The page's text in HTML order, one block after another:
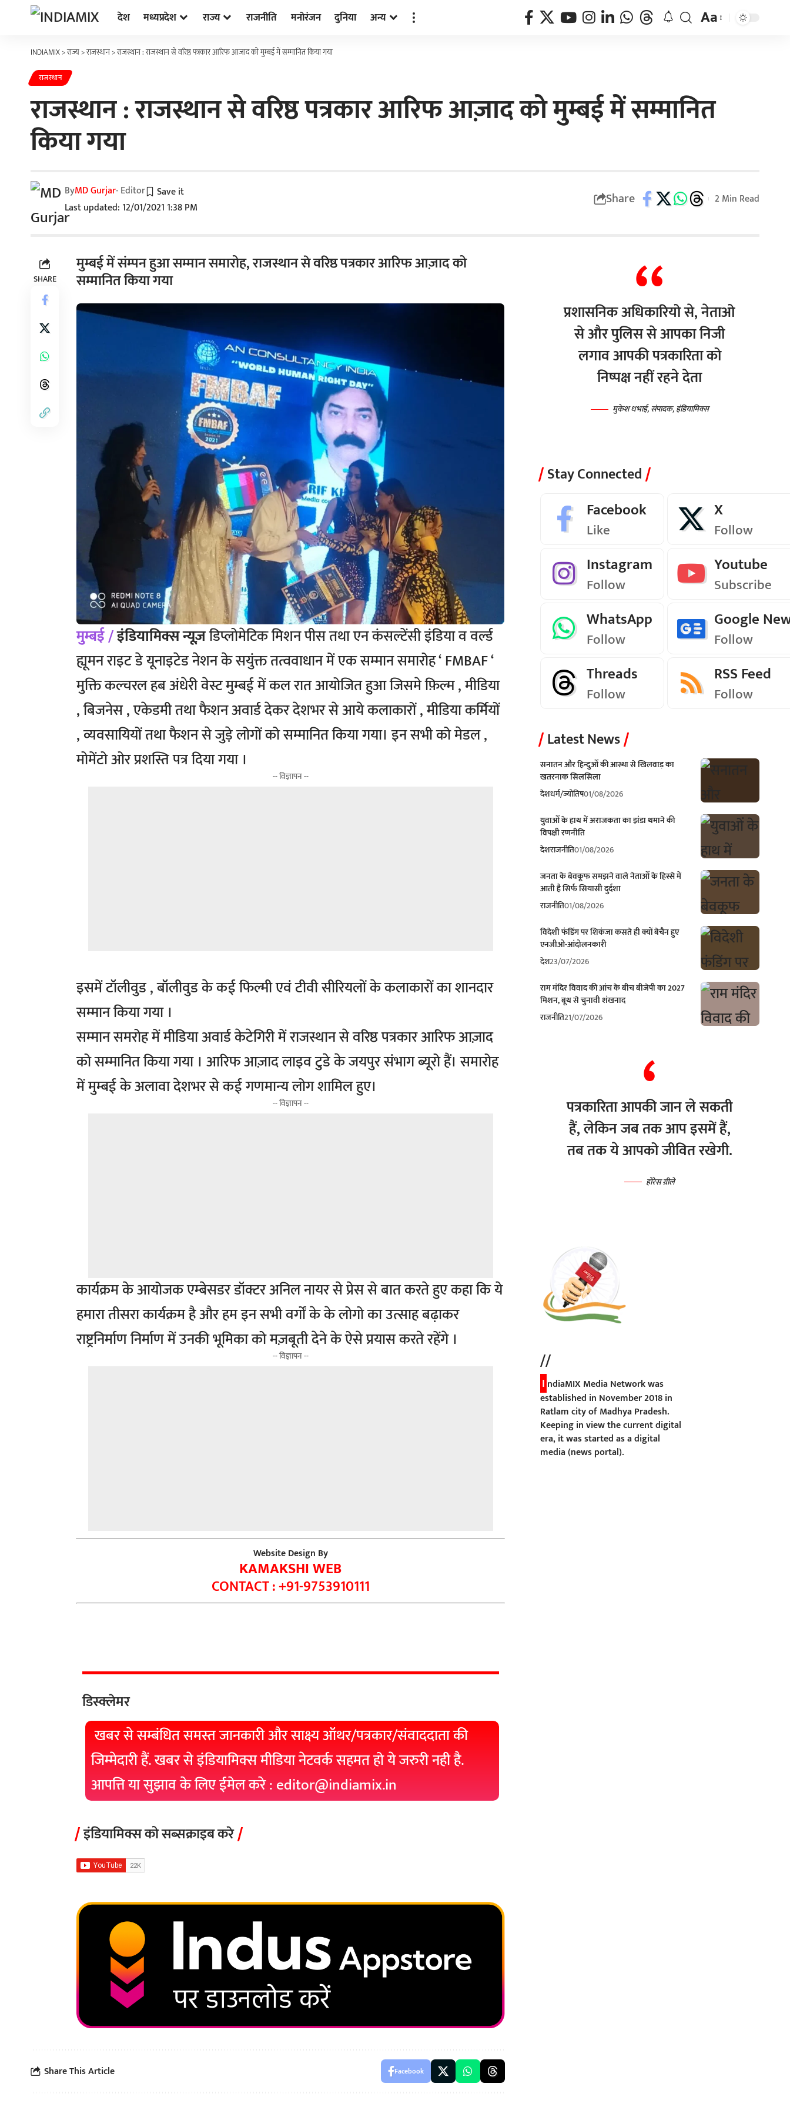
देश मध्यप्रदेश राज्य राजनीति मनोरंजन दुनिया अन्य Aa
INDIAMIX>राज्य>राजस्थान>राजस्थान : राजस्थान से वरिष्ठ पत्रकार आरिफ आज़ाद को मुम्बई में सम्मानित किया गया
राजस्थान
राजस्थान : राजस्थान से वरिष्ठ पत्रकार आरिफ आज़ाद को मुम्बई में सम्मानित
किया गया
Last updated: 12/01/2021 1:38 PM
ByMD Gurjar- Editor Share 2 Min Read
SHARE
मुम्बई में संम्पन हुआ सम्मान समारोह, राजस्थान से वरिष्ठ पत्रकार आरिफ आज़ाद को
सम्मानित किया गया
मुम्बई /इंडियामिक्स न्यूज़डिप्लोमेटिक मिशन पीस तथा एन कंसल्टेंसी इंडिया व वर्ल्ड
ह्यूमन राइट डे यूनाइटेड नेशन के सयुंक्त तत्ववाधान में एक सम्मान समारोह ‘ FMBAF ‘
मुक्ति कल्चरल हब अंधेरी वेस्ट मुम्बई में कल रात आयोजित हुआ जिसमे फ़िल्म , मीडिया
, बिजनेस , एकेडमी तथा फैशन अवार्ड देकर देशभर से आये कलाकारों , मीडिया कर्मियों
, व्यवसायियों तथा फैशन से जुड़े लोगों को सम्मानित किया गया। इन सभी को मेडल ,
मोमेंटो ओर प्रशस्ति पत्र दिया गया ।
-- विज्ञापन --
इसमें टॉलीवुड , बॉलीवुड के कई फिल्मी एवं टीवी सीरियलों के कलाकारों का शानदार
सम्मान किया गया ।
सम्मान समरोह में मीडिया अवार्ड केटेगिरी में राजस्थान से वरिष्ठ पत्रकार आरिफ आज़ाद
को सम्मानित किया गया । आरिफ आज़ाद लाइव टुडे के जयपुर संभाग ब्यूरो हैं। समारोह
में मुम्बई के अलावा देशभर से कई गणमान्य लोग शामिल हुए।
-- विज्ञापन --
कार्यक्रम के आयोजक एम्बेसडर डॉक्टर अनिल नायर से प्रेस से बात करते हुए कहा कि ये
हमारा तीसरा कार्यक्रम है और हम इन सभी वर्गों के के लोगो का उत्साह बढ़ाकर
राष्ट्रनिर्माण निर्माण में उनकी भूमिका को मज़बूती देने के ऐसे प्रयास करते रहेंगे ।
-- विज्ञापन --
Website Design By
KAMAKSHI WEB
CONTACT : +91-9753910111
डिस्क्लेमर
खबर से सम्बंधित समस्त जानकारी और साक्ष्य ऑथर/पत्रकार/संवाददाता की
जिम्मेदारी हैं. खबर से इंडियामिक्स मीडिया नेटवर्क सहमत हो ये जरुरी नही है.
आपत्ति या सुझाव के लिए ईमेल करे : editor@indiamix.in
इंडियामिक्स को सब्सक्राइब करे
Share This Article Facebook
प्रशासनिक अधिकारियो से, नेताओ
से और पुलिस से आपका निजी
लगाव आपकी पत्रकारिता को
निष्पक्ष नहीं रहने देता
मुकेश धभाई, संपादक, इंडियामिक्स
Stay Connected
Facebook
Like
X
Follow
Instagram
Follow
Youtube
Subscribe
WhatsApp
Follow
Google
Follow
Threads
Follow
RSS Feed
Follow
Latest News
सनातन और हिन्दुओं की आस्था से खिलवाड़ का
खतरनाक सिलसिला
देशधर्म/ज्योतिष01/08/2026
युवाओं के हाथ में अराजकता का झंडा थमाने की
विपक्षी रणनीति
देशराजनीति01/08/2026
जनता के बेवकूफ समझने वाले नेताओं के हिस्से में
आती है सिर्फ सियासी दुर्दशा
राजनीति01/08/2026
विदेशी फंडिंग पर शिकंजा कसते ही क्यों बेचैन हुए
एनजीओ-आंदोलनकारी
देश23/07/2026
राम मंदिर विवाद की आंच के बीच बीजेपी का 2027
मिशन, बूथ से चुनावी शंखनाद
राजनीति21/07/2026
पत्रकारिता आपकी जान ले सकती
हैं, लेकिन जब तक आप इसमें हैं,
तब तक ये आपको जीवित रखेगी.
होरेस ग्रीले
//
I ndiaMIX Media Network was
established in November 2018 in
Ratlam city of Madhya Pradesh.
Keeping in view the current digital
era, it was started as a digital
media (news portal).